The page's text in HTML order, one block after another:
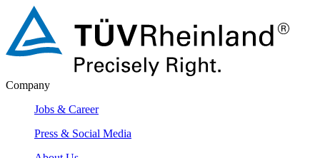
Company
Jobs & Career
Press & Social Media